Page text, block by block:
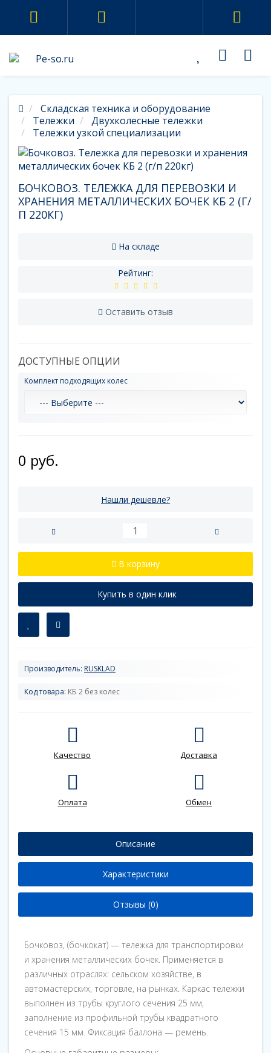
Складская техника и оборудование
Тележки
Двухколесные тележки
Тележки узкой специализации
БОЧКОВОЗ. ТЕЛЕЖКА ДЛЯ ПЕРЕВОЗКИ И
ХРАНЕНИЯ МЕТАЛЛИЧЕСКИХ БОЧЕК КБ 2 (Г/
П 220КГ)
На складе
Рейтинг:
Оставить отзыв
ДОСТУПНЫЕ ОПЦИИ
Комплект подходящих колес
0 руб.
Нашли дешевле?
В корзину
Купить в один клик
Производитель: RUSKLAD
Код товара: КБ 2 без колес
Качество Доставка
Оплата Обмен
Описание
Характеристики
Отзывы (0)
Бочковоз, (бочкокат) — тележка для транспортировки
и хранения металлических бочек. Применяется в
различных отраслях: сельском хозяйстве, в
автомастерских, торговле, на рынках. Каркас тележки
выполнен из трубы круглого сечения 25 мм,
заполнение из профильной трубы квадратного
сечения 15 мм. Фиксация баллона — ремень.